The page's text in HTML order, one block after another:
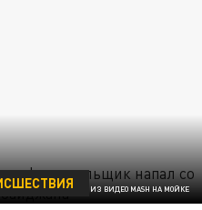
ФОТО: КАДР ИЗ ВИДЕО MASH НА МОЙКЕ